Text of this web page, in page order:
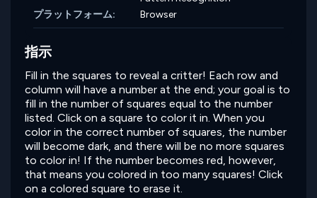
プラットフォーム:
Browser
指示
Fill in the squares to reveal a critter! Each row and
column will have a number at the end; your goal is to
fill in the number of squares equal to the number
listed. Click on a square to color it in. When you
color in the correct number of squares, the number
will become dark, and there will be no more squares
to color in! If the number becomes red, however,
that means you colored in too many squares! Click
on a colored square to erase it.